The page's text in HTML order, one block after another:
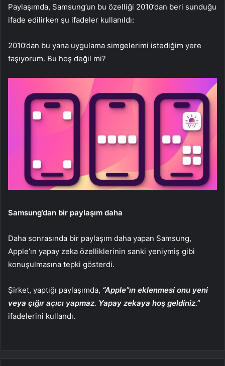
Paylaşımda, Samsung’un bu özelliği 2010’dan beri sunduğu
ifade edilirken şu ifadeler kullanıldı:
2010’dan bu yana uygulama simgelerimi istediğim yere
taşıyorum. Bu hoş değil mi?
Samsung’dan bir paylaşım daha
Daha sonrasında bir paylaşım daha yapan Samsung,
Apple’ın yapay zeka özelliklerinin sanki yeniymiş gibi
konuşulmasına tepki gösterdi.
Şirket, yaptığı paylaşımda, “Apple”ın eklenmesi onu yeni
veya çığır açıcı yapmaz. Yapay zekaya hoş geldiniz.”
ifadelerini kullandı.